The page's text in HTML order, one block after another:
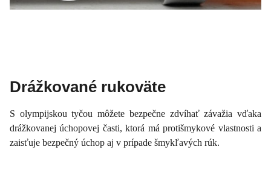
Drážkované rukoväte
S olympijskou tyčou môžete bezpečne zdvíhať závažia vďaka
drážkovanej úchopovej časti, ktorá má protišmykové vlastnosti a
zaisťuje bezpečný úchop aj v prípade šmykľavých rúk.